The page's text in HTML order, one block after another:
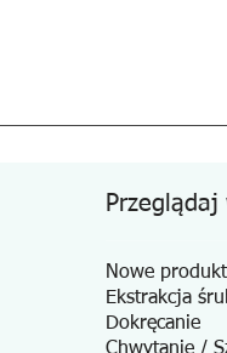
Przeglądaj
Nowe
Ekstrakcja
Dokręcanie